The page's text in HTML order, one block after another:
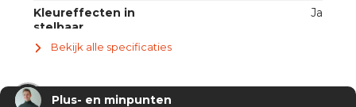
Plus- en minpunten
Kleureffecten in
stelbaar
Ja
Met ruit
Knispermodule
Bekijk alle specificaties